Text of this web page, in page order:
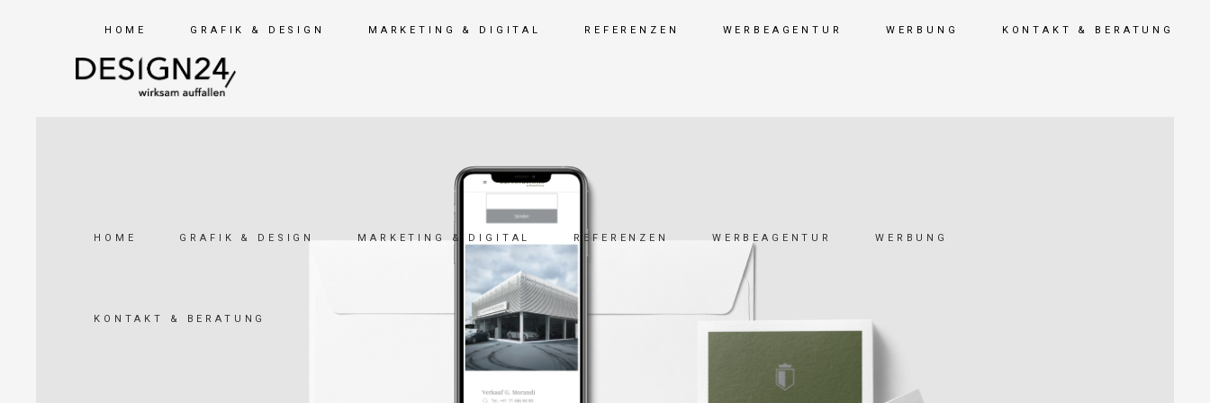
HOME GRAFIK & DESIGN MARKETING & DIGITAL REFERENZEN WERBEAGENTUR WERBUNG
KONTAKT & BERATUNG
HOME GRAFIK & DESIGN MARKETING & DIGITAL REFERENZEN WERBEAGENTUR WERBUNG KONTAKT & BERATUNG